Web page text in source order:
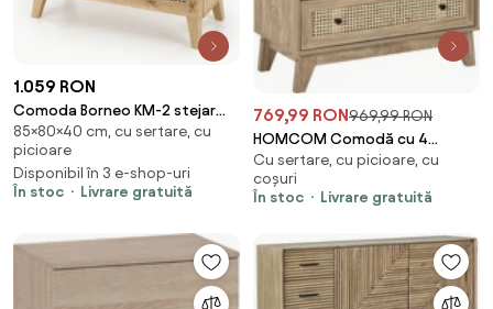
1.059 RON
Comoda Borneo KM-2 stejar
artizan/negru L80 cm
85×80×40 cm, cu sertare, cu
picioare
Disponibil în 3 e-shop-uri
În stoc
Livrare gratuită
769,99 RON969,99 RON
HOMCOM Comodă cu 4
Sertare Stil Boho din Ratan
80x35x95 cm Lemn Natural |
Aosom Romania
Cu sertare, cu picioare, cu
coșuri
În stoc
Livrare gratuită